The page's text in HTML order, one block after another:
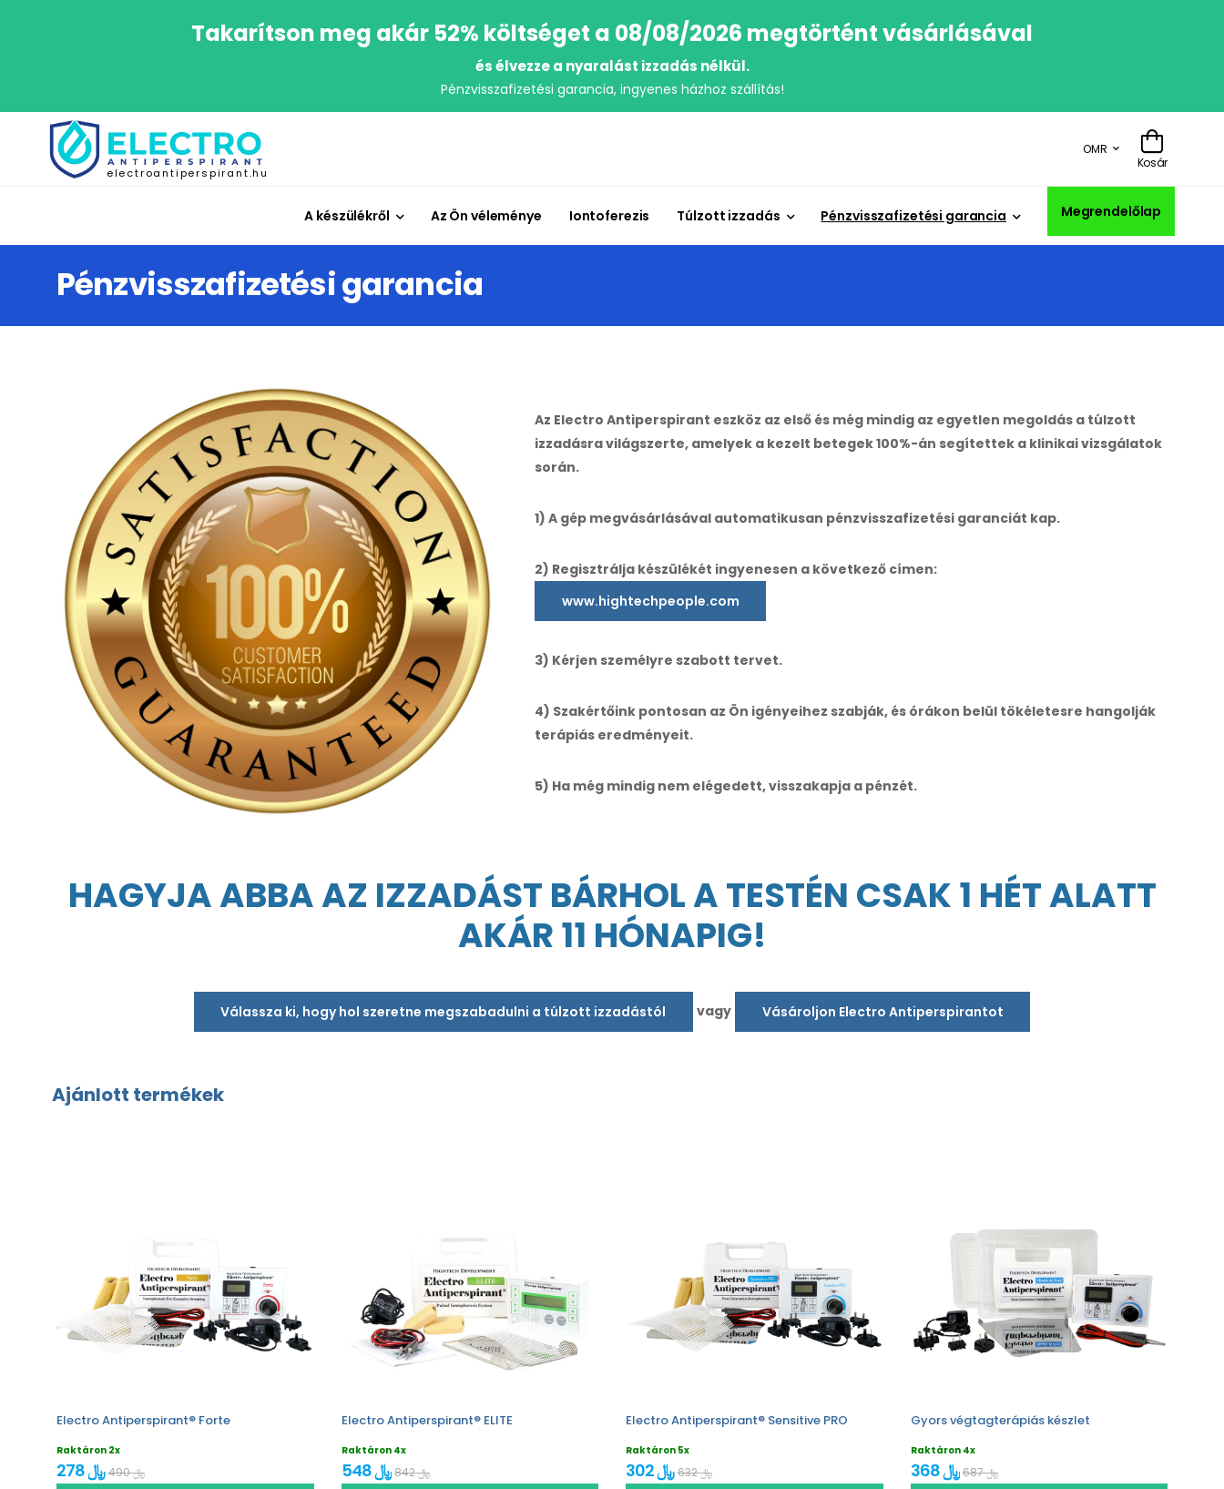
Takarítson meg akár 52% költséget a 08/08/2026 megtörtént vásárlásával
és élvezze a nyaralást izzadás nélkül.
Pénzvisszafizetési garancia, ingyenes házhoz szállítás!
electroantiperspirant.hu
OMR
Kosár
A készülékről Az Ön véleménye Iontoferezis Túlzott izzadás Pénzvisszafizetési garancia Megrendelőlap
Pénzvisszafizetési garancia
Az Electro Antiperspirant eszköz az első és még mindig az egyetlen megoldás a túlzott
izzadásra világszerte, amelyek a kezelt betegek 100%-án segítettek a klinikai vizsgálatok
során.
1) A gép megvásárlásával automatikusan pénzvisszafizetési garanciát kap.
2) Regisztrálja készülékét ingyenesen a következő címen:
www.hightechpeople.com
3) Kérjen személyre szabott tervet.
4) Szakértőink pontosan az Ön igényeihez szabják, és órákon belül tökéletesre hangolják
terápiás eredményeit.
5) Ha még mindig nem elégedett, visszakapja a pénzét.
HAGYJA ABBA AZ IZZADÁST BÁRHOL A TESTÉN CSAK 1 HÉT ALATT
AKÁR 11 HÓNAPIG!
Válassza ki, hogy hol szeretne megszabadulni a túlzott izzadástól vagy Vásároljon Electro Antiperspirantot
Ajánlott termékek
Electro Antiperspirant® Forte
Raktáron 2x
278 ﷼ 490 ﷼
Electro Antiperspirant® ELITE
Raktáron 4x
548 ﷼ 842 ﷼
Electro Antiperspirant® Sensitive PRO
Raktáron 5x
302 ﷼ 632 ﷼
Gyors végtagterápiás készlet
Raktáron 4x
368 ﷼ 687 ﷼